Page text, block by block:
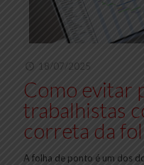
18/07/2025
Como evitar
trabalhistas
correta da
A folha de ponto é um dos